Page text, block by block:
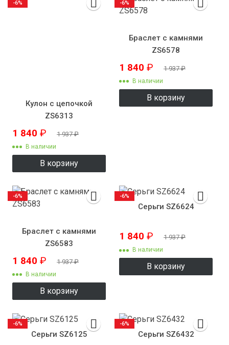
Кулон с цепочкой
ZS6313
1 840 ₽ 1 937₽
В наличии
В корзину
-6%
Браслет с камнями
ZS6578
1 840 ₽ 1 937₽
В наличии
В корзину
-6%
Браслет с камнями
ZS6583
1 840 ₽ 1 937₽
В наличии
В корзину
-6%
Серьги SZ6624
1 840 ₽ 1 937₽
В наличии
В корзину
-6%
Серьги SZ6125
-6%
Серьги SZ6432
-6%